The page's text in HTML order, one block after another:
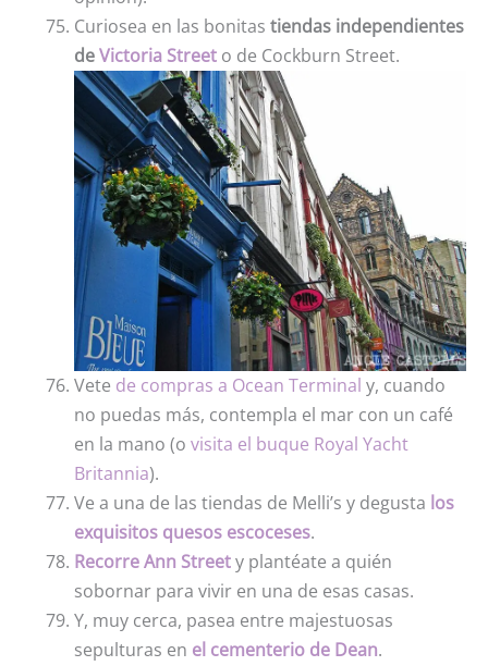
Curiosea en las bonitas tiendas independientes
deVictoria Street o de Cockburn Street.
Vete de compras a Ocean Terminal y, cuando
no puedas más, contempla el mar con un café
en la mano (o visita el buque Royal Yacht
Britannia).
Ve a una de las tiendas de Melli’s y degusta los
exquisitos quesos escoceses.
Recorre Ann Streety plantéate a quién
sobornar para vivir en una de esas casas.
Y, muy cerca, pasea entre majestuosas
sepulturas en el cementerio de Dean.